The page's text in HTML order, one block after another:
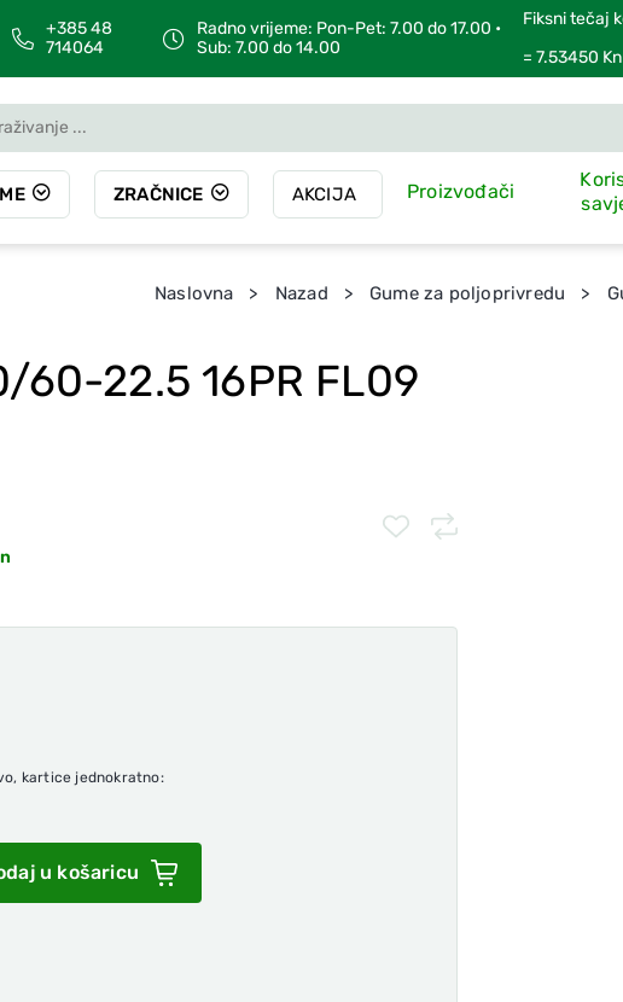
+385 48
714064
Radno vrijeme: Pon-Pet: 7.00 do 17.00 •
Sub: 7.00 do 14.00
Fiksni tečaj
= 7.53450 Kn
ZRAČNICE AKCIJA Proizvođači
Naslovna Nazad Gume za poljoprivredu
60-22.5 16PR FL09
kartice jednokratno:
u košaricu